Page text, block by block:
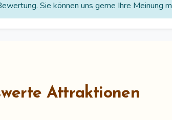
Sie können uns gerne Ihre Meinung
Attraktionen